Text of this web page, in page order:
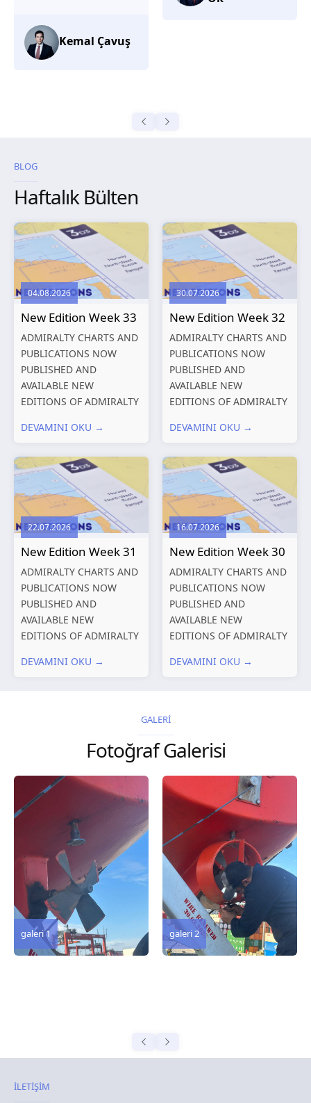
BLOG
Haftalık Bülten
04.08.2026
New Edition Week 33
ADMIRALTY CHARTS AND
PUBLICATIONS NOW
PUBLISHED AND
AVAILABLE NEW
EDITIONS OF ADMIRALTY
PUBLICATIONS New
Charts published 13
August 2026 Chart
Title, limits
and other remarks
319
International chart
DEVAMINI OKU →
30.07.2026
New Edition Week 32
ADMIRALTY CHARTS AND
PUBLICATIONS NOW
PUBLISHED AND
AVAILABLE NEW
EDITIONS OF ADMIRALTY
PUBLICATIONS New
Charts published 06
August 2026 Chart Title,
limits and other remarks
1602 China – Chang...
DEVAMINI OKU →
22.07.2026
New Edition Week 31
ADMIRALTY CHARTS AND
PUBLICATIONS NOW
PUBLISHED AND
AVAILABLE NEW
EDITIONS OF ADMIRALTY
PUBLICATIONS New
remarks 127 Korea
DEVAMINI OKU →
16.07.2026
New Edition Week 30
ADMIRALTY CHARTS AND
PUBLICATIONS NOW
PUBLISHED AND
AVAILABLE NEW
EDITIONS OF ADMIRALTY
PUBLICATIONS New
2026 Chart
Title, limits and other
remarks 67 Gulf of...
DEVAMINI OKU →
GALERİ
Fotoğraf Galerisi
galeri 2
galeri 3
İLETİŞİM